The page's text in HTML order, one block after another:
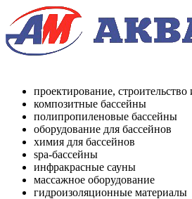
проектирование,
композитные бассейны
полипропиленовые бассейны
оборудование для бассейнов
химия для бассейнов
spa-бассейны
инфракрасные сауны
массажное оборудование
гидроизоляционные материалы